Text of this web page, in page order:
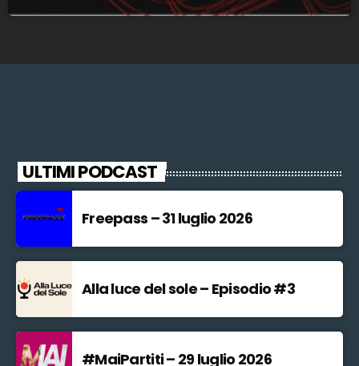
ULTIMI PODCAST
Freepass – 31 luglio 2026
Alla luce del sole – Episodio #3
#MaiPartiti – 29 luglio 2026